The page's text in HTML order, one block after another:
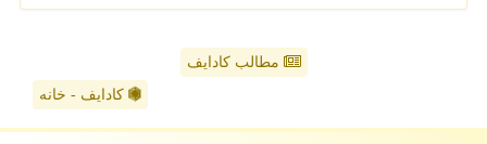
مطالب کادایف
کادایف - خانه